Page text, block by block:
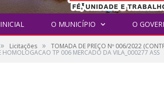
O MUNICÍPIO O
» Licitações » TOMADA DE PREÇO Nº 006/2022
HOMOLOGACAO TP 006 MERCADO DA VILA_000277 ASS